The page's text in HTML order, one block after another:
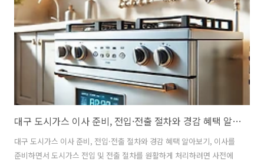
대구 도시가스 이사 준비, 전입·전출 절차와 경감 혜택 알아보기
대구 도시가스 이사 준비, 전입·전출 절차와 경감 혜택 알아보기, 이사를
준비하면서 도시가스 전입 및 전출 절차를 원활하게 처리하려면 사전에